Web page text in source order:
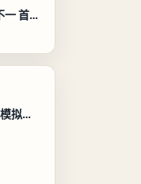
浪人崛起Steam褒贬不一 首发在线超万人
inZOI为何备受期待，模拟人生新体验